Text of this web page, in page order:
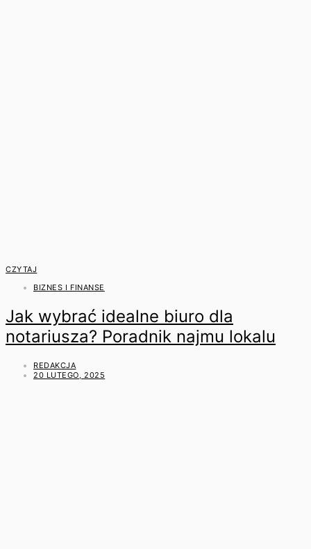
CZYTAJ
BIZNES I FINANSE
Jak wybrać idealne biuro dla
notariusza? Poradnik najmu lokalu
REDAKCJA
20 LUTEGO, 2025